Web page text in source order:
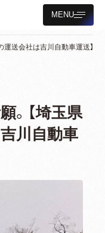
MENU
運送会社は吉川自動車運送】
。【埼玉県
川自動車